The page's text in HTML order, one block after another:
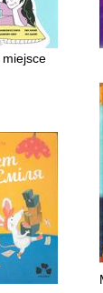
miejsce